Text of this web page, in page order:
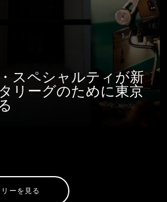
スペシャルティが新
リーグのために東京
ーを見る